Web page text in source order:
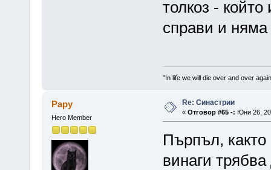
толкоз -
справи и
"In life we will die over and over
Papy
Hero Member
Re: Синастрии
« Отговор #65 -: Юни 26,
Пърпъл,
винаги